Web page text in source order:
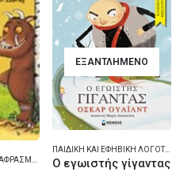
ΕΞΑΝΤΛΗΜΈΝΟ
ΠΑΙΔΙΚΉ ΚΑΙ ΕΦΗΒΙΚΉ ΛΟΓΟΤΕΧΝΊΑ
Ο εγωιστής γίγαντας